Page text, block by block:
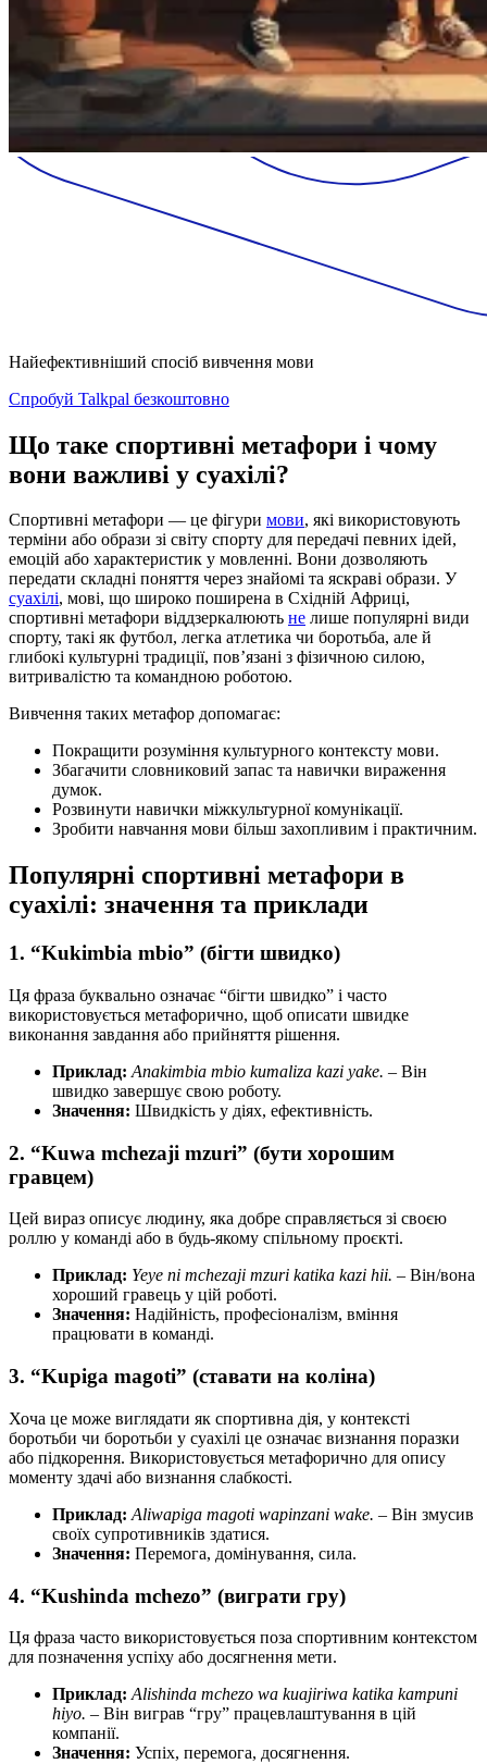
Найефективніший спосіб вивчення мови
Спробуй Talkpal безкоштовно
Що таке спортивні метафори і чому
вони важливі у суахілі?
Спортивні метафори — це фігури мови, які використовують
терміни або образи зі світу спорту для передачі певних ідей,
емоцій або характеристик у мовленні. Вони дозволяють
передати складні поняття через знайомі та яскраві образи. У
суахілі, мові, що широко поширена в Східній Африці,
спортивні метафори віддзеркалюють не лише популярні види
спорту, такі як футбол, легка атлетика чи боротьба, але й
глибокі культурні традиції, пов’язані з фізичною силою,
витривалістю та командною роботою.
Вивчення таких метафор допомагає:
Покращити розуміння культурного контексту мови.
Збагачити словниковий запас та навички вираження
думок.
Розвинути навички міжкультурної комунікації.
Зробити навчання мови більш захопливим і практичним.
Популярні спортивні метафори в
суахілі: значення та приклади
1. “Kukimbia mbio” (бігти швидко)
Ця фраза буквально означає “бігти швидко” і часто
використовується метафорично, щоб описати швидке
виконання завдання або прийняття рішення.
Приклад: Anakimbia mbio kumaliza kazi yake. – Він
швидко завершує свою роботу.
Значення: Швидкість у діях, ефективність.
2. “Kuwa mchezaji mzuri” (бути хорошим
гравцем)
Цей вираз описує людину, яка добре справляється зі своєю
роллю у команді або в будь-якому спільному проєкті.
Приклад: Yeye ni mchezaji mzuri katika kazi hii. – Він/вона
хороший гравець у цій роботі.
Значення: Надійність, професіоналізм, вміння
працювати в команді.
3. “Kupiga magoti” (ставати на коліна)
Хоча це може виглядати як спортивна дія, у контексті
боротьби чи боротьби у суахілі це означає визнання поразки
або підкорення. Використовується метафорично для опису
моменту здачі або визнання слабкості.
Приклад: Aliwapiga magoti wapinzani wake. – Він змусив
своїх супротивників здатися.
Значення: Перемога, домінування, сила.
4. “Kushinda mchezo” (виграти гру)
Ця фраза часто використовується поза спортивним контекстом
для позначення успіху або досягнення мети.
Приклад: Alishinda mchezo wa kuajiriwa katika kampuni
hiyo. – Він виграв “гру” працевлаштування в цій
компанії.
Значення: Успіх, перемога, досягнення.